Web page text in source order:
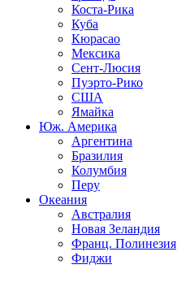
Коста-Рика
Куба
Кюрасао
Мексика
Сент-Люсия
Пуэрто-Рико
США
Ямайка
Юж. Америка
Аргентина
Бразилия
Колумбия
Перу
Океания
Австралия
Новая Зеландия
Франц. Полинезия
Фиджи